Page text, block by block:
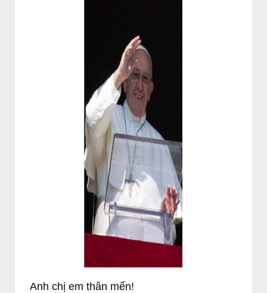
Anh chị em thân mến!